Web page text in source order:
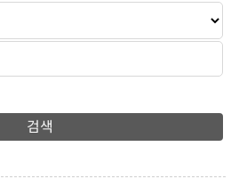
검색